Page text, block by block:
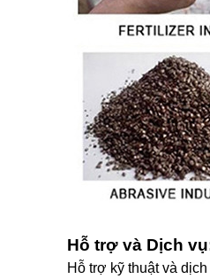
Hỗ trợ và Dịch
Hỗ trợ kỹ thuật và